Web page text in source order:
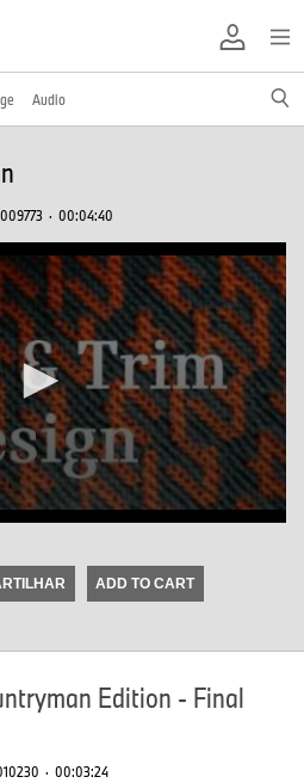
Audio
· 00:04:40
ADD TO CART
Edition - Final
· 00:03:24